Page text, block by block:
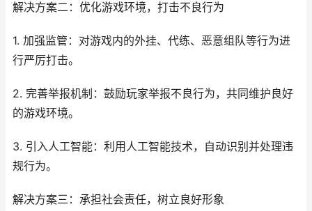
解决方案二：优化游戏环境，打击不良行为
1. 加强监管：对游戏内的外挂、代练、恶意组队等行为进
行严厉打击。
2. 完善举报机制：鼓励玩家举报不良行为，共同维护良好
的游戏环境。
3. 引入人工智能：利用人工智能技术，自动识别并处理违
规行为。
解决方案三：承担社会责任，树立良好形象